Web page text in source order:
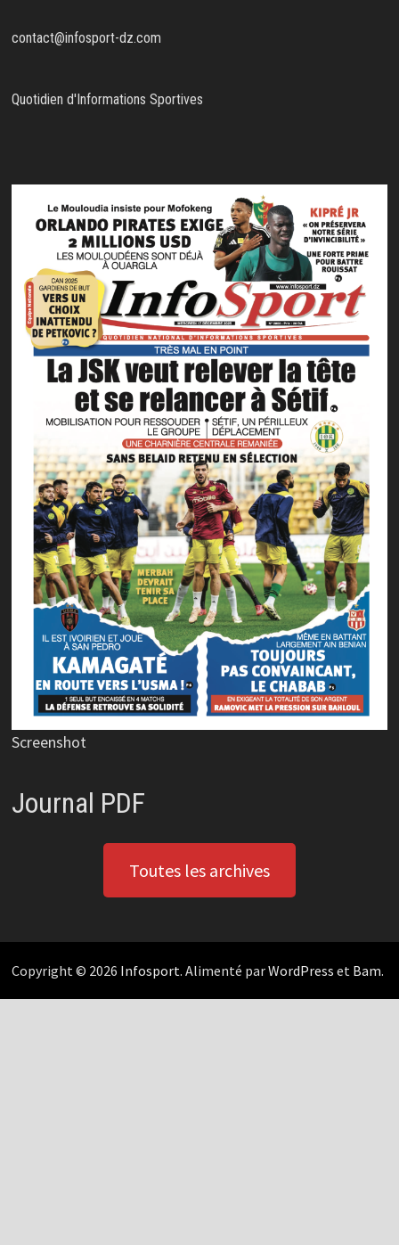
contact@infosport-dz.com
Quotidien d'Informations Sportives
Screenshot
Journal PDF
Toutes les archives
Copyright © 2026 Infosport. Alimenté parWordPress et Bam.